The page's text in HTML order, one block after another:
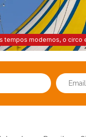
tempos modernos, o